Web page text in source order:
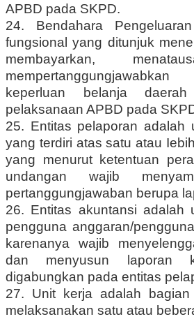
APBD pada SKPD.
24. Bendahara
fungsional yang ditunjuk
membayarkan,
keperluan belanja
pelaksanaan APBD pada
25. Entitas pelaporan adalah
yang terdiri atas satu atau
yang menurut ketentuan
undangan wajib
pertanggungjawaban berupa
26. Entitas akuntansi adalah
pengguna anggaran/
karenanya wajib
dan menyusun laporan
digabungkan pada entitas
27. Unit kerja adalah
melaksanakan satu atau